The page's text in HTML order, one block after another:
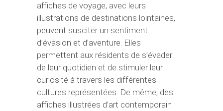
affiches de voyage, avec leurs
illustrations de destinations lointaines,
peuvent susciter un sentiment
d’évasion et d’aventure. Elles
permettent aux résidents de s’évader
de leur quotidien et de stimuler leur
curiosité à travers les différentes
cultures représentées. De même, des
affiches illustrées d’art contemporain